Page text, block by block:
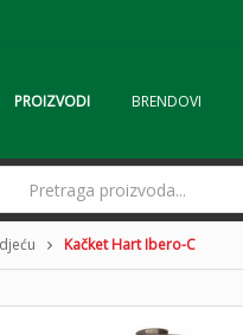
PROIZVODI BRENDOVI
Kačket Hart Ibero-C